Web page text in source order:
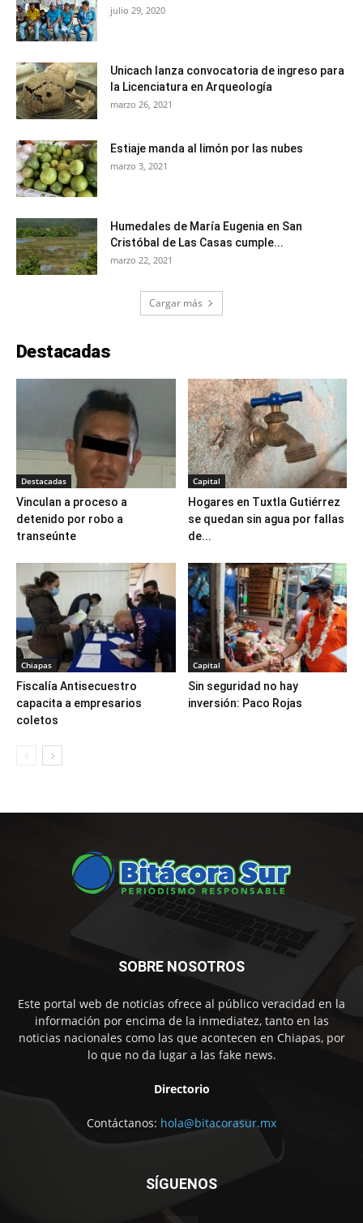
julio 29, 2020
Unicach lanza convocatoria de ingreso para
la Licenciatura en Arqueología
marzo 26, 2021
Estiaje manda al limón por las nubes
marzo 3, 2021
Humedales de María Eugenia en San
Cristóbal de Las Casas cumple...
marzo 22, 2021
Cargar más
Destacadas
Destacadas
Vinculan a proceso a
detenido por robo a
transeúnte
Capital
Hogares en Tuxtla Gutiérrez
se quedan sin agua por fallas
de...
Chiapas
Fiscalía Antisecuestro
capacita a empresarios
coletos
Capital
Sin seguridad no hay
inversión: Paco Rojas
SOBRE NOSOTROS
Este portal web de noticias ofrece al público veracidad en la
información por encima de la inmediatez, tanto en las
noticias nacionales como las que acontecen en Chiapas, por
lo que no da lugar a las fake news.
Directorio
Contáctanos: hola@bitacorasur.mx
SÍGUENOS